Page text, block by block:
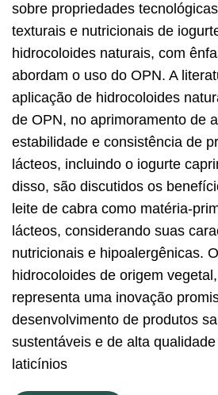
sobre propriedades
texturais e nutricionais de
hidrocoloides naturais, com
abordam o uso do OPN. A
aplicação de hidrocoloides
de OPN, no aprimoramento de
estabilidade e consistência de
lácteos, incluindo o iogurte
disso, são discutidos os
leite de cabra como matéria-
lácteos, considerando suas
nutricionais e hipoalergênicas.
hidrocoloides de origem
representa uma inovação
desenvolvimento de produtos
sustentáveis e de alta
laticínios